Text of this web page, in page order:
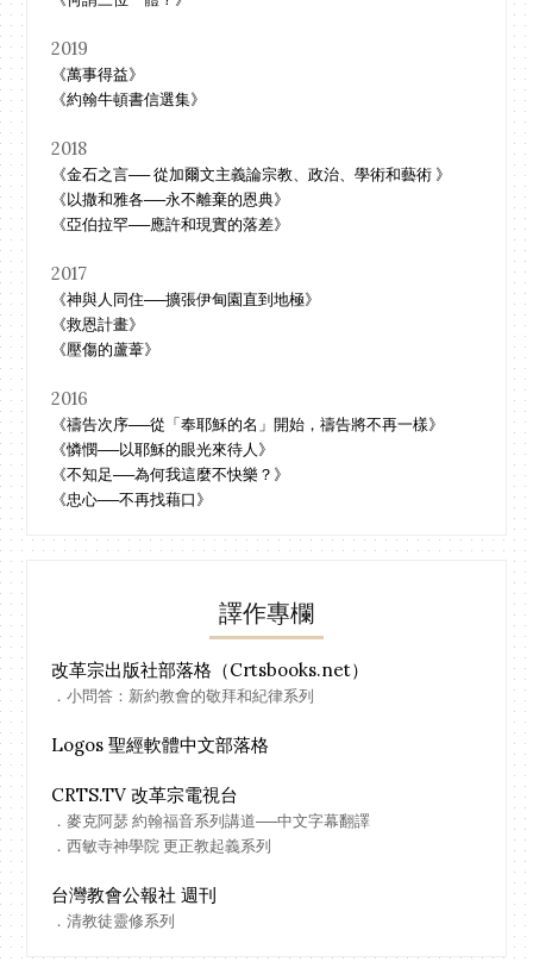
2019
《萬事得益》
《約翰牛頓書信選集》
2018
《金石之言── 從加爾文主義論宗教、政治、學術和藝術 》
《以撒和雅各──永不離棄的恩典》
《亞伯拉罕──應許和現實的落差》
2017
《神與人同住──擴張伊甸園直到地極》
《救恩計畫》
《壓傷的蘆葦》
2016
《禱告次序──從「奉耶穌的名」開始，禱告將不再一樣》
《憐憫──以耶穌的眼光來待人》
《不知足──為何我這麼不快樂？》
《忠心──不再找藉口》
譯作專欄
改革宗出版社部落格（Crtsbooks.net）
．小問答：新約教會的敬拜和紀律系列
Logos 聖經軟體中文部落格
CRTS.TV 改革宗電視台
．麥克阿瑟 約翰福音系列講道──中文字幕翻譯
．西敏寺神學院 更正教起義系列
台灣教會公報社 週刊
．清教徒靈修系列